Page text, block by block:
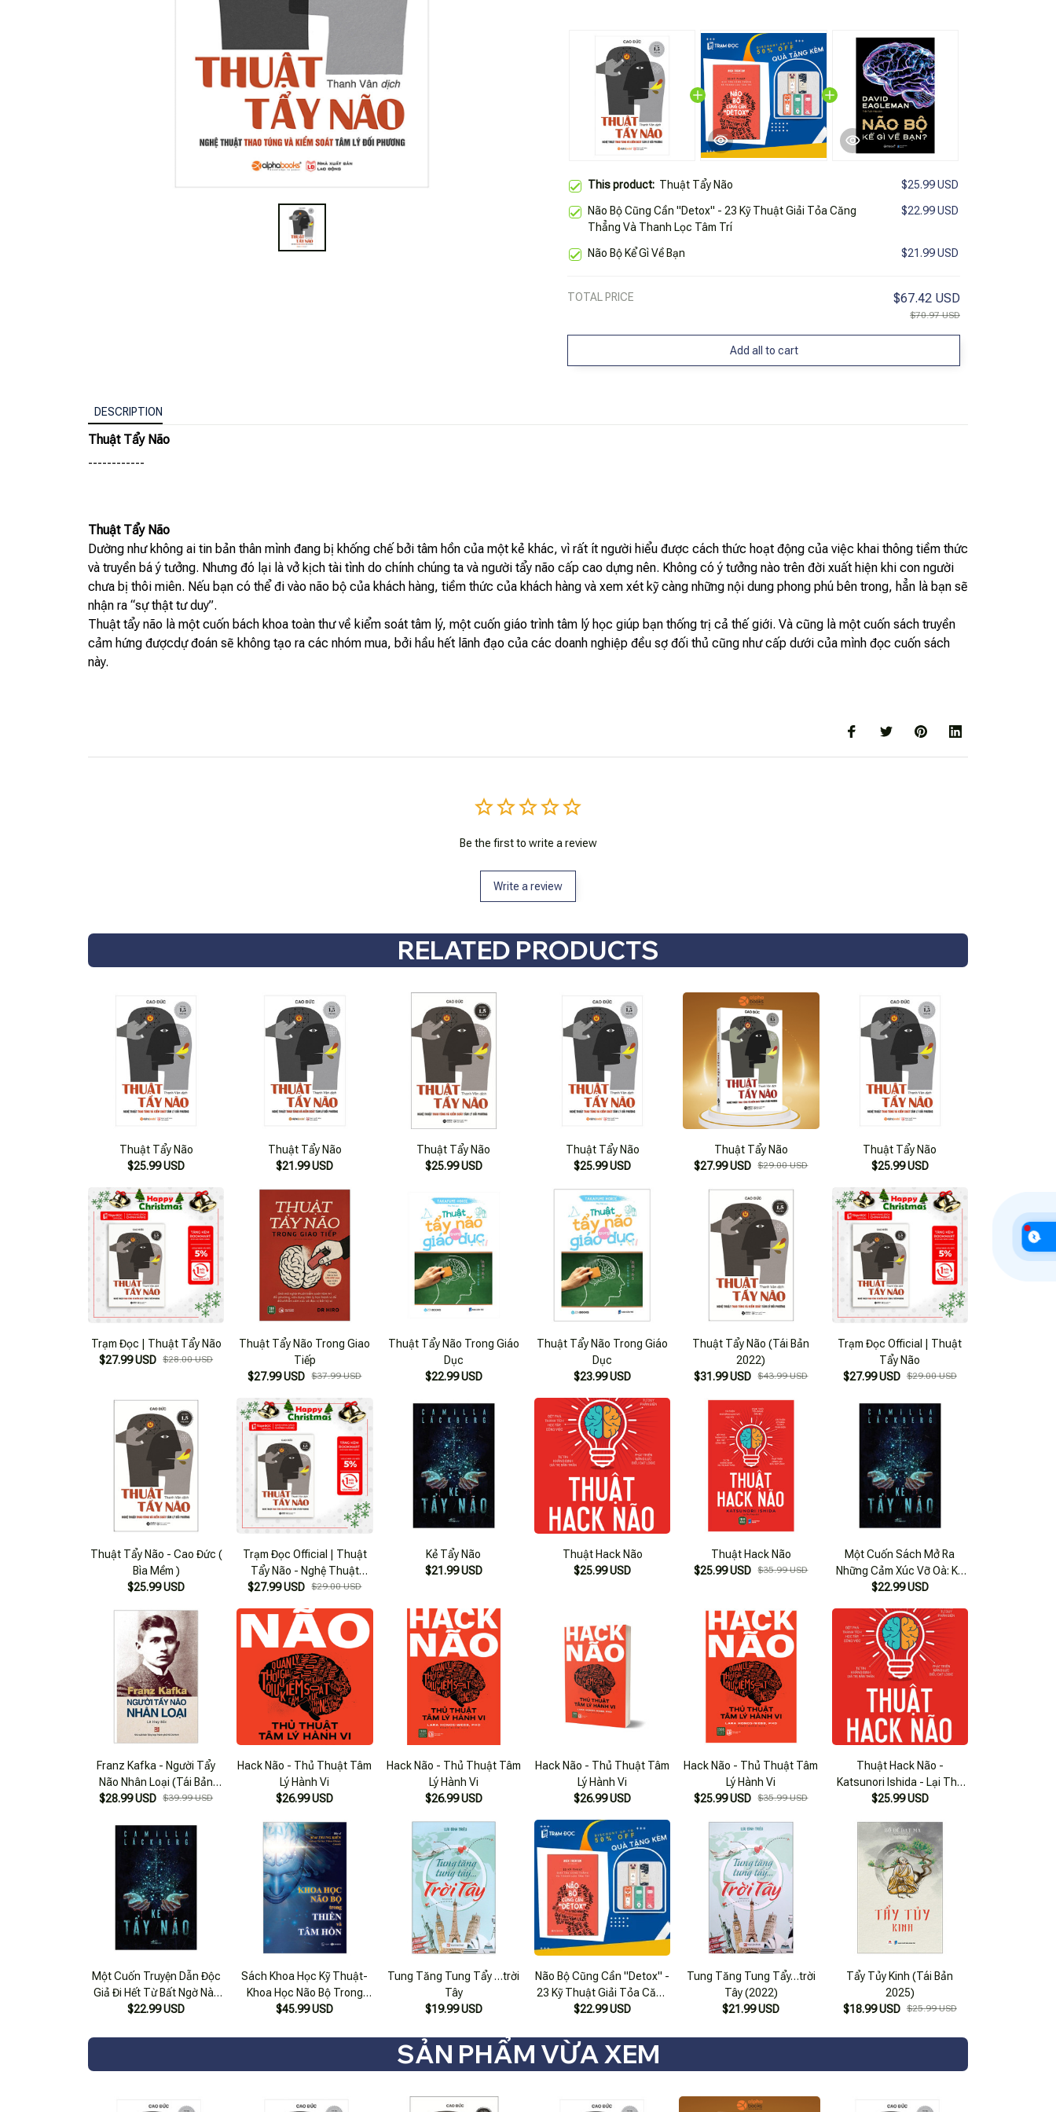
This product: Thuật Tẩy Não $25.99 USD
Não Bộ Cũng Cần "Detox" - 23 Kỹ Thuật Giải Tỏa Căng
Thẳng Và Thanh Lọc Tâm Trí
$22.99 USD
Não Bộ Kể Gì Về Bạn $21.99 USD
TOTAL PRICE $67.42 USD
$70.97 USD
Add all to cart
DESCRIPTION
Thuật Tẩy Não
------------
Thuật Tẩy Não
Dường như không ai tin bản thân mình đang bị khống chế bởi tâm hồn của một kẻ khác, vì rất ít người hiểu được cách thức hoạt động của việc khai thông tiềm thức
và truyền bá ý tưởng. Nhưng đó lại là vở kịch tài tình do chính chúng ta và người tẩy não cấp cao dựng nên. Không có ý tưởng nào trên đời xuất hiện khi con người
chưa bị thôi miên. Nếu bạn có thể đi vào não bộ của khách hàng, tiềm thức của khách hàng và xem xét kỹ càng những nội dung phong phú bên trong, hẳn là bạn sẽ
nhận ra “sự thật tư duy”.
Thuật tẩy não là một cuốn bách khoa toàn thư về kiểm soát tâm lý, một cuốn giáo trình tâm lý học giúp bạn thống trị cả thế giới. Và cũng là một cuốn sách truyền
cảm hứng đượcdự đoán sẽ không tạo ra các nhóm mua, bởi hầu hết lãnh đạo của các doanh nghiệp đều sợ đối thủ cũng như cấp dưới của mình đọc cuốn sách
này.
Be the first to write a review
Write a review
RELATED PRODUCTS
Thuật Tẩy Não
$25.99 USD
Thuật Tẩy Não
$21.99 USD
Thuật Tẩy Não
$25.99 USD
Thuật Tẩy Não
$25.99 USD
Thuật Tẩy Não
$27.99 USD
$29.00 USD
Thuật Tẩy Não
$25.99 USD
Trạm Đọc | Thuật Tẩy Não
$27.99 USD $28.00 USD
Thuật Tẩy Não Trong Giao
Tiếp
$27.99 USD
$37.99 USD
Thuật Tẩy Não Trong Giáo
Dục
$22.99 USD
Thuật Tẩy Não Trong Giáo
Dục
$23.99 USD
Thuật Tẩy Não (Tái Bản
2022)
$31.99 USD
$43.99 USD
Trạm Đọc Official | Thuật
Tẩy Não
$27.99 USD $29.00 USD
Thuật Tẩy Não - Cao Đức (
Bìa Mềm )
$25.99 USD
Trạm Đọc Official | Thuật
Tẩy Não - Nghệ Thuật
Thao Túng Và Kiểm Soát
$27.99 USD $29.00 USD
Kẻ Tẩy Não
$21.99 USD
Thuật Hack Não
$25.99 USD
Thuật Hack Não
$25.99 USD
$35.99 USD
Một Cuốn Sách Mở Ra
Những Cảm Xúc Vỡ Oà: Kẻ
Tẩy Não
$22.99 USD
Franz Kafka - Người Tẩy
Não Nhân Loại (Tái Bản
2019)
$28.99 USD $39.99 USD
Hack Não - Thủ Thuật Tâm
Lý Hành Vi
$26.99 USD
Hack Não - Thủ Thuật Tâm
Lý Hành Vi
$26.99 USD
Hack Não - Thủ Thuật Tâm
Lý Hành Vi
$26.99 USD
Hack Não - Thủ Thuật Tâm
Lý Hành Vi
$25.99 USD
$35.99 USD
Thuật Hack Não -
Katsunori Ishida - Lại Thu
Thủy Dịch - (Bìa Mềm)
$25.99 USD
Một Cuốn Truyện Dẫn Độc
Giả Đi Hết Từ Bất Ngờ Này
Đến Bất Ngờ Khác: Kẻ Tẩy
$22.99 USD
Sách Khoa Học Kỹ Thuật-
Khoa Học Não Bộ Trong
Thiền Và Tâm Hồn
$45.99 USD
Tung Tăng Tung Tẩy …trời
Tây
$19.99 USD
Não Bộ Cũng Cần "Detox" -
23 Kỹ Thuật Giải Tỏa Căng
Thẳng Và Thanh Lọc Tâm
$22.99 USD
Tung Tăng Tung Tẩy…trời
Tây (2022)
$21.99 USD
Tẩy Tủy Kinh (Tái Bản
2025)
$18.99 USD $25.99 USD
SẢN PHẨM VỪA XEM